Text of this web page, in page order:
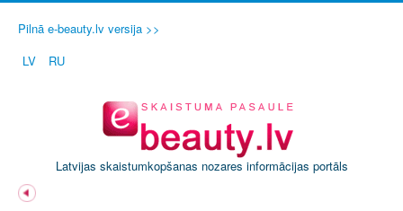
Pilnā e-beauty.lv versija >>
LV
RU
Latvijas skaistumkopšanas nozares informācijas portāls